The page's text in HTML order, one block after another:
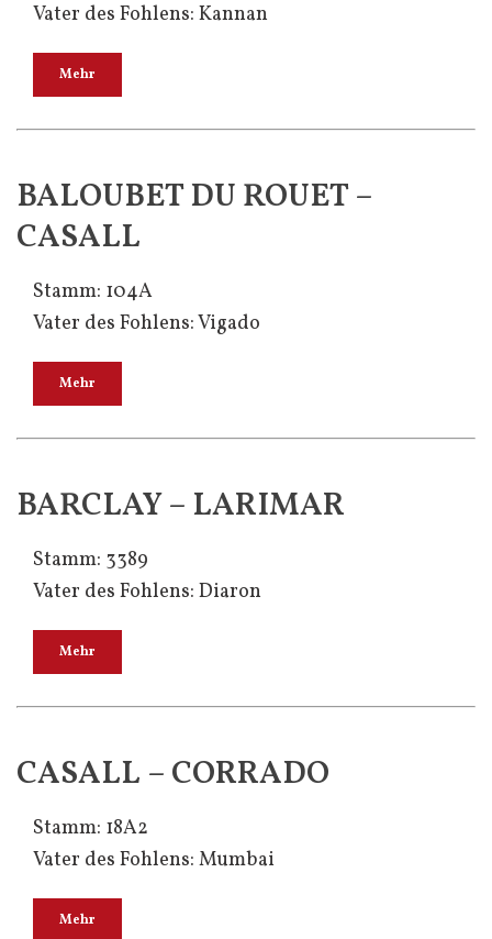
Vater des Fohlens: Kannan
Mehr
BALOUBET DU ROUET –
CASALL
Stamm: 104A
Vater des Fohlens: Vigado
Mehr
BARCLAY – LARIMAR
Stamm: 3389
Vater des Fohlens: Diaron
Mehr
CASALL – CORRADO
Stamm: 18A2
Vater des Fohlens: Mumbai
Mehr